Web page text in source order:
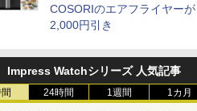
COSORIのエアフライヤーが
2,000円引き
Impress Watchシリーズ 人気記事
24時間 1週間 1カ月